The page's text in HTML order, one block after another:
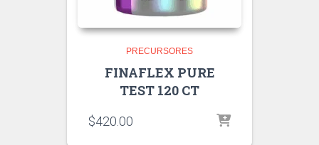
PRECURSORES
FINAFLEX PURE
TEST 120 CT
$420.00